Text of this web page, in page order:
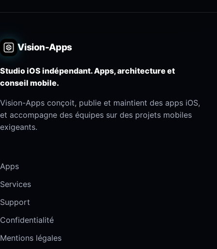
Vision-Apps
Studio iOS indépendant. Apps, architecture et
conseil mobile.
Vision-Apps conçoit, publie et maintient des apps iOS,
et accompagne des équipes sur des projets mobiles
exigeants.
Apps
Services
Support
Confidentialité
Mentions légales